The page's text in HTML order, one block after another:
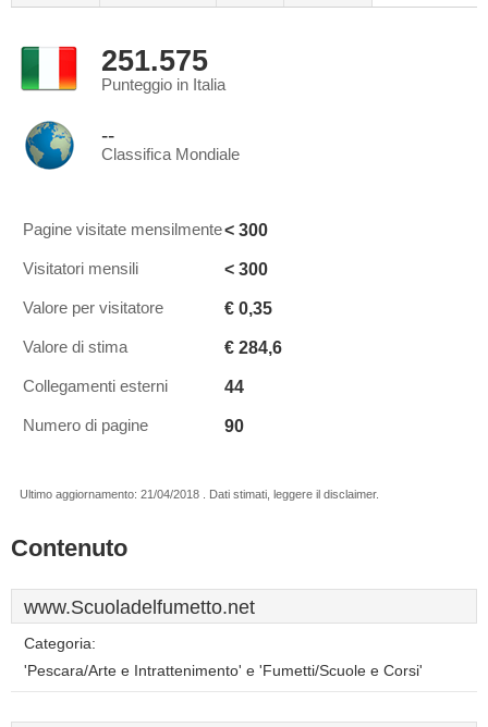
251.575
Punteggio in Italia
--
Classifica Mondiale
Pagine visitate mensilmente< 300
Visitatori mensili < 300
Valore per visitatore € 0,35
Valore di stima € 284,6
Collegamenti esterni 44
Numero di pagine 90
Ultimo aggiornamento: 21/04/2018 . Dati stimati, leggere il disclaimer.
Contenuto
www.Scuoladelfumetto.net
Categoria:
'Pescara/Arte e Intrattenimento' e 'Fumetti/Scuole e Corsi'